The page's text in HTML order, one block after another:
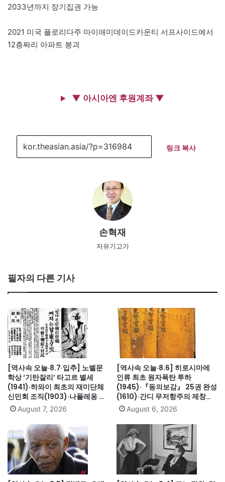
2033년까지 장기집권 가능
2021 미국 플로리다주 마이애미데이드카운티 서프사이드에서
12층짜리 아파트 붕괴
▼ 아시아엔 후원계좌 ▼
링크 복사
손혁재
자유기고가
필자의 다른 기사
[역사속 오늘·8.7·입추] 노벨문
학상 ‘기탄잘리’ 타고르 별세
(1941)·하와이 최초의 재미단체
신민회 조직(1903)·나폴레옹 세
인트헬레나섬 유배(1815)·英 해
군, 스페인 무적함대 격파
(1588)·美 화성탐사로봇 큐리오
시티 화성 착륙(2012)·日, 화이
트리스트에서 한국 제외(2019)
August 7, 2026
[역사속 오늘·8.6] 히로시마에
인류 최초 원자폭탄 투하
(1945)·『동의보감』 25권 완성
(1610)·간디 무저항주의 제창
(1931)·대전엑스포 개막(1993)·
자메이카, 영국에서 독립(1962)
August 6, 2026